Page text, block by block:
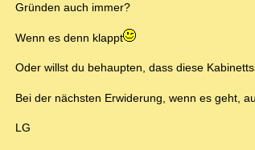
Gründen auch immer?
Wenn es denn klappt
Oder willst du behaupten, dass diese
Bei der nächsten Erwiderung, wenn es geht,
LG